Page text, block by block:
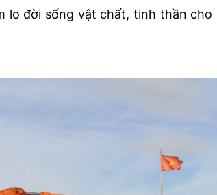
lo đời sống vật chất, tinh thần